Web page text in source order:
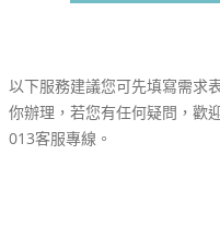
以下服務建議您可先填寫需求
你辦理，若您有任何疑問，歡
013客服專線。